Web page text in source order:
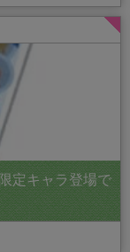
定キャラ登場で